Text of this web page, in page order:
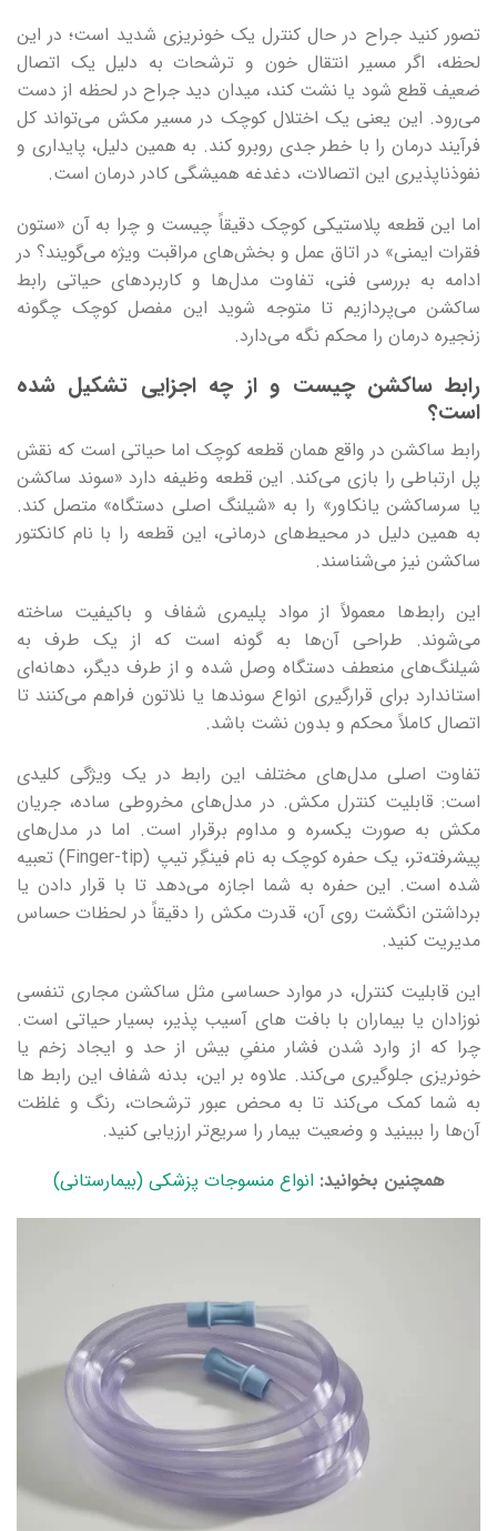
تصور کنید جراح در حال کنترل یک خونریزی شدید است؛ در این
لحظه، اگر مسیر انتقال خون و ترشحات به دلیل یک اتصال
ضعیف قطع شود یا نشت کند، میدان دید جراح در لحظه از دست
می‌رود. این یعنی یک اختلال کوچک در مسیر مکش می‌تواند کل
فرآیند درمان را با خطر جدی روبرو کند. به همین دلیل، پایداری و
نفوذناپذیری این اتصالات، دغدغه همیشگی کادر درمان است.
اما این قطعه پلاستیکی کوچک دقیقاً چیست و چرا به آن «ستون
فقرات ایمنی» در اتاق عمل و بخش‌های مراقبت ویژه می‌گویند؟ در
ادامه به بررسی فنی، تفاوت مدل‌ها و کاربردهای حیاتی رابط
ساکشن می‌پردازیم تا متوجه شوید این مفصل کوچک چگونه
زنجیره درمان را محکم نگه می‌دارد.
رابط ساکشن چیست و از چه اجزایی تشکیل شده
است؟
رابط ساکشن در واقع همان قطعه کوچک اما حیاتی است که نقش
پل ارتباطی را بازی می‌کند. این قطعه وظیفه دارد «سوند ساکشن
یا سرساکشن یانکاور» را به «شیلنگ اصلی دستگاه» متصل کند.
به همین دلیل در محیط‌های درمانی، این قطعه را با نام کانکتور
ساکشن نیز می‌شناسند.
این رابط‌ها معمولاً از مواد پلیمری شفاف و باکیفیت ساخته
می‌شوند. طراحی آن‌ها به گونه است که از یک طرف به
شیلنگ‌های منعطف دستگاه وصل شده و از طرف دیگر، دهانه‌ای
استاندارد برای قرارگیری انواع سوندها یا نلاتون فراهم می‌کنند تا
اتصال کاملاً محکم و بدون نشت باشد.
تفاوت اصلی مدل‌های مختلف این رابط در یک ویژگی کلیدی
است: قابلیت کنترل مکش. در مدل‌های مخروطی ساده، جریان
مکش به صورت یکسره و مداوم برقرار است. اما در مدل‌های
پیشرفته‌تر، یک حفره کوچک به نام فینگِر تیپ (Finger-tip) تعبیه
شده است. این حفره به شما اجازه می‌دهد تا با قرار دادن یا
برداشتن انگشت روی آن، قدرت مکش را دقیقاً در لحظات حساس
مدیریت کنید.
این قابلیت کنترل، در موارد حساسی مثل ساکشن مجاری تنفسی
نوزادان یا بیماران با بافت‌ های آسیب‌ پذیر، بسیار حیاتی است.
چرا که از وارد شدن فشار منفیِ بیش از حد و ایجاد زخم یا
خونریزی جلوگیری می‌کند. علاوه بر این، بدنه شفاف این رابط‌ ها
به شما کمک می‌کند تا به محض عبور ترشحات، رنگ و غلظت
آن‌ها را ببینید و وضعیت بیمار را سریع‌تر ارزیابی کنید.
همچنین بخوانید: انواع منسوجات پزشکی (بیمارستانی)